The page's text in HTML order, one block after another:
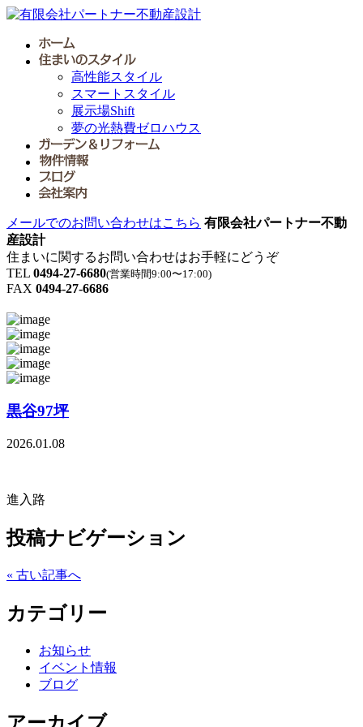
高性能スタイル
スマートスタイル
展示場Shift
夢の光熱費ゼロハウス
メールでのお問い合わせはこちら 有限会社パートナー不動
産設計
住まいに関するお問い合わせはお手軽にどうぞ
TEL 0494-27-6680(営業時間9:00〜17:00)
FAX 0494-27-6686
黒谷97坪
2026.01.08
進入路
投稿ナビゲーション
« 古い記事へ
カテゴリー
お知らせ
イベント情報
ブログ